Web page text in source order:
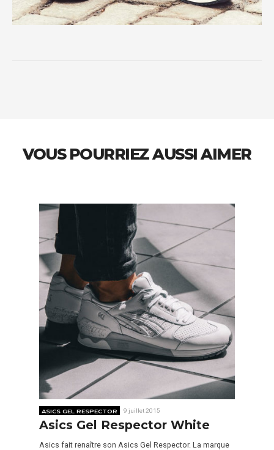
VOUS POURRIEZ AUSSI AIMER
ASICS GEL RESPECTOR 9 juillet 2015
Asics Gel Respector White
Asics fait renaître son Asics Gel Respector. La marque